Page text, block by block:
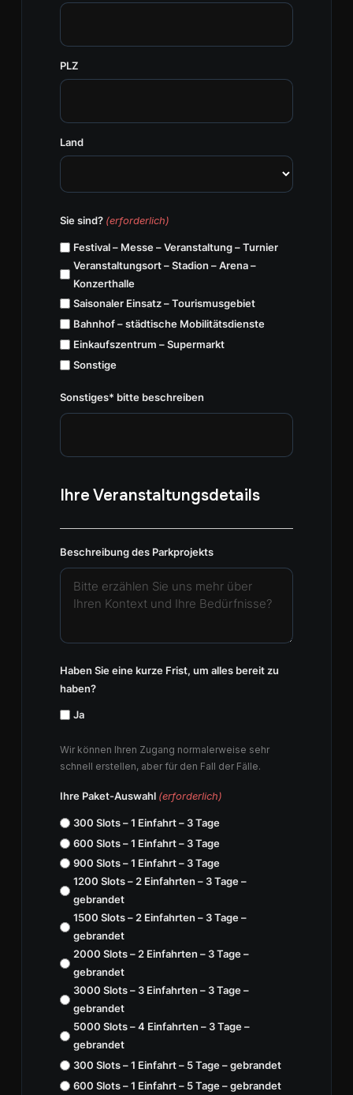
PLZ
Land
Sie sind? (erforderlich)
Festival – Messe – Veranstaltung – Turnier
Veranstaltungsort – Stadion – Arena –
Konzerthalle
Saisonaler Einsatz – Tourismusgebiet
Bahnhof – städtische Mobilitätsdienste
Einkaufszentrum – Supermarkt
Sonstige
Sonstiges* bitte beschreiben
Ihre Veranstaltungsdetails
Beschreibung des Parkprojekts
Haben Sie eine kurze Frist, um alles bereit zu
haben?
Ja
Wir können Ihren Zugang normalerweise sehr
schnell erstellen, aber für den Fall der Fälle.
Ihre Paket-Auswahl (erforderlich)
300 Slots – 1 Einfahrt – 3 Tage
600 Slots – 1 Einfahrt – 3 Tage
900 Slots – 1 Einfahrt – 3 Tage
1200 Slots – 2 Einfahrten – 3 Tage –
gebrandet
1500 Slots – 2 Einfahrten – 3 Tage –
gebrandet
2000 Slots – 2 Einfahrten – 3 Tage –
gebrandet
3000 Slots – 3 Einfahrten – 3 Tage –
gebrandet
5000 Slots – 4 Einfahrten – 3 Tage –
gebrandet
300 Slots – 1 Einfahrt – 5 Tage – gebrandet
600 Slots – 1 Einfahrt – 5 Tage – gebrandet